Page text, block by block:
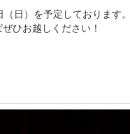
日）を予定しております。
ひお越しください！